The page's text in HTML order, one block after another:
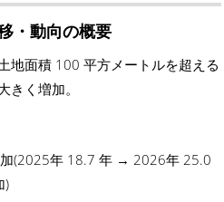
・動向の概要
地面積 100 平方メートルを超える
きく増加。
(2025年 18.7 年 → 2026年 25.0
)